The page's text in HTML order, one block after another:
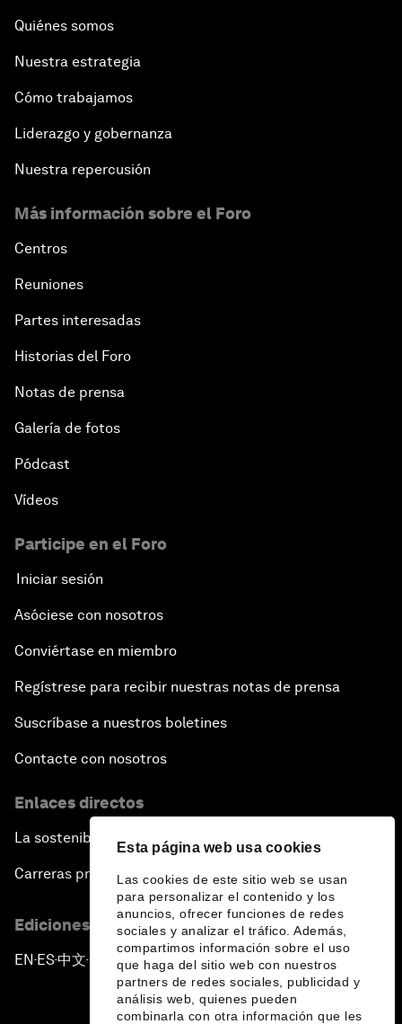
Esta página web usa cookies
Las cookies de este sitio web se usan
para personalizar el contenido y los
anuncios, ofrecer funciones de redes
sociales y analizar el tráfico. Además,
compartimos información sobre el uso
que haga del sitio web con nuestros
partners de redes sociales, publicidad y
análisis web, quienes pueden
combinarla con otra información que les
Quiénes somos
Nuestra estrategia
Cómo trabajamos
Liderazgo y gobernanza
Nuestra repercusión
Más información sobre el Foro
Centros
Reuniones
Partes interesadas
Historias del Foro
Notas de prensa
Galería de fotos
Pódcast
Vídeos
Participe en el Foro
Iniciar sesión
Asóciese con nosotros
Conviértase en miembro
Regístrese para recibir nuestras notas de prensa
Suscríbase a nuestros boletines
Contacte con nosotros
Enlaces directos
La sostenibilidad en el Foro
Carreras profesionales
Ediciones en otros idiomas
EN ▪ES▪中文▪ 日本語